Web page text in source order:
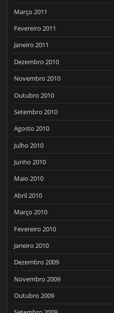
Março 2011
Fevereiro 2011
Janeiro 2011
Dezembro 2010
Novembro 2010
Outubro 2010
Setembro 2010
Agosto 2010
Julho 2010
Junho 2010
Maio 2010
Abril 2010
Março 2010
Fevereiro 2010
Janeiro 2010
Dezembro 2009
Novembro 2009
Outubro 2009